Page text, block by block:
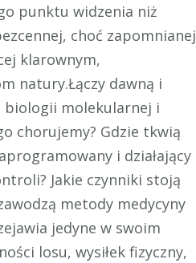
punktu widzenia niż
choć zapomnianej
klarownym,
natury.Łączy dawną i
biologii molekularnej i
chorujemy? Gdzie tkwią
i działający
Jakie czynniki stoją
metody medycyny
jedyne w swoim
losu, wysiłek fizyczny,